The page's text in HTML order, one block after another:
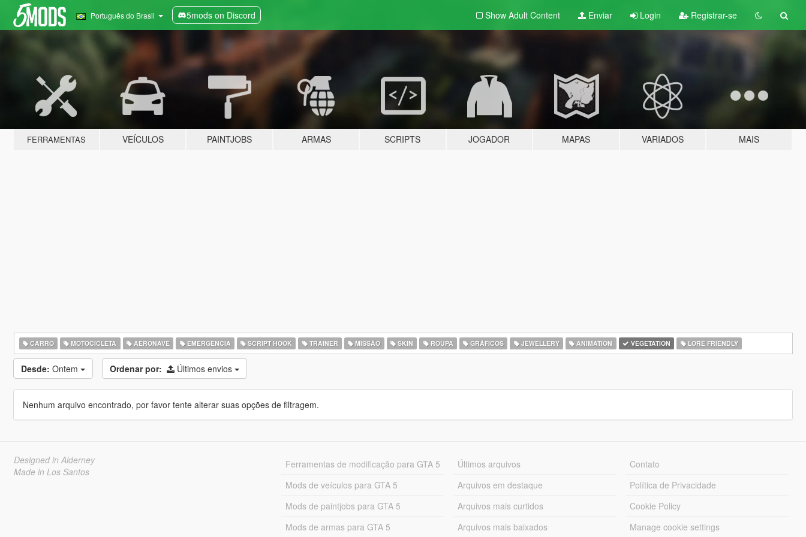
Português do Brasil 5mods on Discord Show Adult Content Enviar Login Registrar-se
FERRAMENTAS VEÍCULOS PAINTJOBS ARMAS SCRIPTS JOGADOR MAPAS VARIADOS MAIS
CARRO MOTOCICLETA AERONAVE EMERGÊNCIA SCRIPT HOOK TRAINER MISSÃO SKIN ROUPA GRÁFICOS JEWELLERY ANIMATION VEGETATION LORE FRIENDLY
Desde: Ontem Ordenar por: Últimos envios
Nenhum arquivo encontrado, por favor tente alterar suas opções de filtragem.
Designed in Alderney
Made in Los Santos
Ferramentas de modificação para GTA 5
Mods de veículos para GTA 5
Mods de paintjobs para GTA 5
Mods de armas para GTA 5
Últimos arquivos
Arquivos em destaque
Arquivos mais curtidos
Arquivos mais baixados
Contato
Política de Privacidade
Cookie Policy
Manage cookie settings